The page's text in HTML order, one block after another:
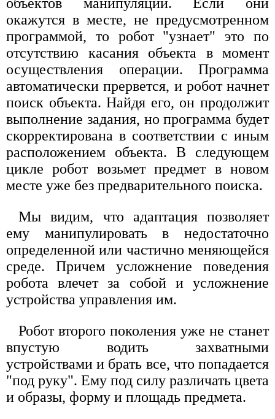
окажутся в месте, не предусмотренном
программой, то робот "узнает" это по
отсутствию касания объекта в момент
осуществления операции. Программа
автоматически прервется, и робот начнет
поиск объекта. Найдя его, он продолжит
выполнение задания, но программа будет
скорректирована в соответствии с иным
расположением объекта. В следующем
цикле робот возьмет предмет в новом
месте уже без предварительного поиска.
Мы видим, что адаптация позволяет
ему манипулировать в недостаточно
определенной или частично меняющейся
среде. Причем усложнение поведения
робота влечет за собой и усложнение
устройства управления им.
Робот второго поколения уже не станет
впустую водить захватными
устройствами и брать все, что попадается
"под руку". Ему под силу различать цвета
и образы, форму и площадь предмета.